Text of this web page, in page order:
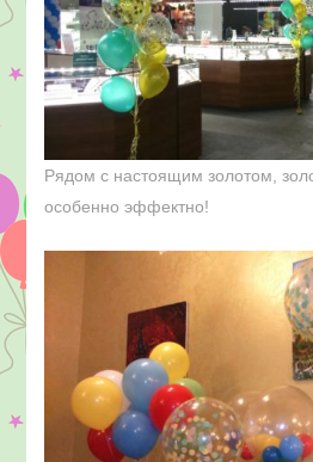
Рядом с настоящим золотом,
особенно эффектно!